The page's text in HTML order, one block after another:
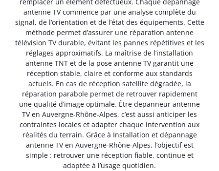
remplacer un élément défectueux. Chaque dépannage
antenne TV commence par une analyse complète du
signal, de l’orientation et de l’état des équipements. Cette
méthode permet d’assurer une réparation antenne
télévision TV durable, évitant les pannes répétitives et les
réglages approximatifs. La maîtrise de l’installation
antenne TNT et de la pose antenne TV garantit une
réception stable, claire et conforme aux standards
actuels. En cas de réception satellite dégradée, la
réparation parabole permet de retrouver rapidement
une qualité d’image optimale. Être depanneur antenne
TV en Auvergne-Rhône-Alpes, c’est aussi anticiper les
contraintes locales et adapter chaque intervention aux
réalités du terrain. Grâce à Installation et dépannage
antenne TV en Auvergne-Rhône-Alpes, l’objectif est
simple : retrouver une réception fiable, continue et
adaptée à l’usage quotidien.